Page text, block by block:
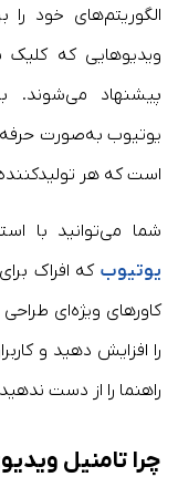
الگوریتم‌های خود
ویدیوهایی که کلیک
پیشنهاد می‌شوند.
یوتیوب به‌صورت
است که هر
شما می‌توانید با
یوتیوب که افراک
کاورهای ویژه‌ای
را افزایش دهید و
راهنما را از دست
چرا تامنیل